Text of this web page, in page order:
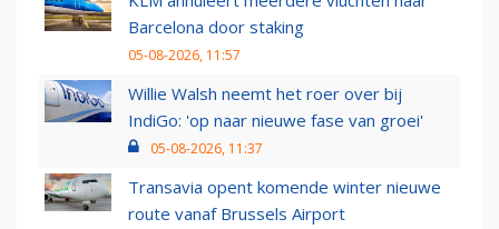
Barcelona door staking
05-08-2026, 11:57
Willie Walsh neemt het roer over bij
IndiGo: 'op naar nieuwe fase van groei'
05-08-2026, 11:37
Transavia opent komende winter nieuwe
route vanaf Brussels Airport